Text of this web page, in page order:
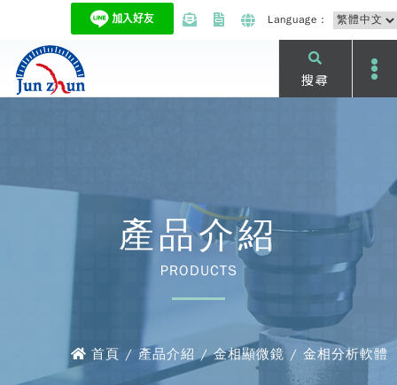
Language：
搜尋
產品介紹
PRODUCTS
首頁 / 產品介紹 / 金相顯微鏡 / 金相分析軟體